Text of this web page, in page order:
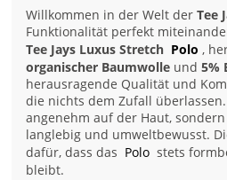
Willkommen in der Welt derTee
Funktionalität perfekt
Tee Jays Luxus Stretch Polo ,
organischer Baumwolle und5%
herausragende Qualität und
die nichts dem Zufall
angenehm auf der Haut,
langlebig und umweltbewusst.
dafür, dass das Polo stets
bleibt.